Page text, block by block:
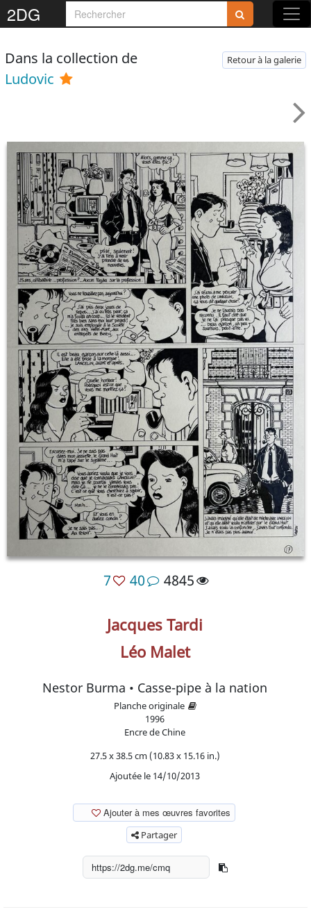
2DG
Dans la collection de
Ludovic
Retour à la galerie
7 40 4845
Jacques Tardi
Léo Malet
Nestor Burma • Casse-pipe à la nation
Planche originale
1996
Encre de Chine
27.5 x 38.5 cm (10.83 x 15.16 in.)
Ajoutée le 14/10/2013
Ajouter à mes œuvres favorites
Partager